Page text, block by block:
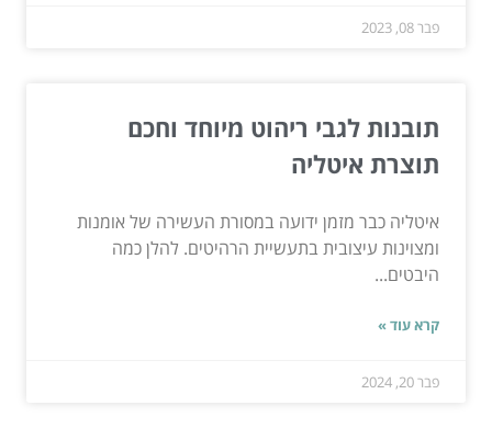
פבר 08, 2023
תובנות לגבי ריהוט מיוחד וחכם
תוצרת איטליה
איטליה כבר מזמן ידועה במסורת העשירה של אומנות
ומצוינות עיצובית בתעשיית הרהיטים. להלן כמה
היבטים...
קרא עוד »
פבר 20, 2024